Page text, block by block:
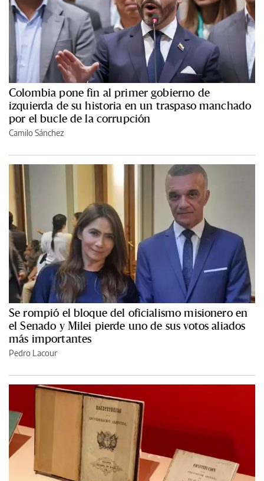
Colombia pone fin al primer gobierno de
izquierda de su historia en un traspaso manchado
por el bucle de la corrupción
Camilo Sánchez
Se rompió el bloque del oficialismo misionero en
el Senado y Milei pierde uno de sus votos aliados
más importantes
Pedro Lacour